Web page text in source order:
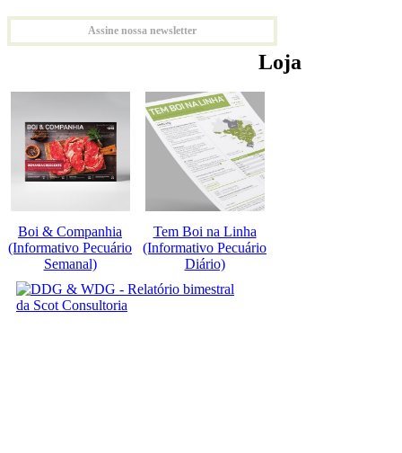
Assine nossa newsletter
Loja
Boi & Companhia
(Informativo Pecuário
Semanal)
Tem Boi na Linha
(Informativo Pecuário
Diário)